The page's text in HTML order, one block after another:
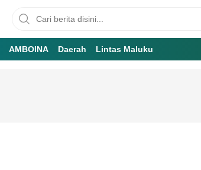
AMBOINA Daerah Lintas Maluku